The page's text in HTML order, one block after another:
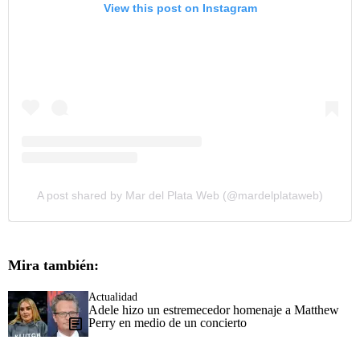
View this post on Instagram
A post shared by Mar del Plata Web (@mardelplataweb)
Mira también:
Actualidad
Adele hizo un estremecedor homenaje a Matthew
Perry en medio de un concierto